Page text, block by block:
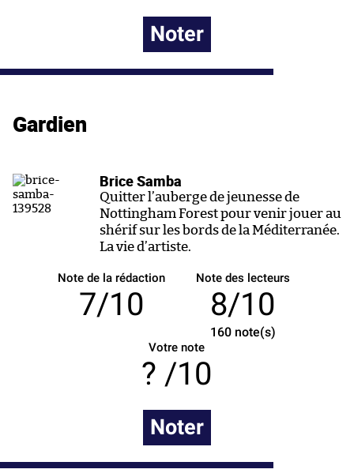
Noter
Gardien
Brice Samba
Quitter l’auberge de jeunesse de
Nottingham Forest pour venir jouer au
shérif sur les bords de la Méditerranée.
La vie d’artiste.
Note de la rédaction
7/10
Note des lecteurs
8/10
160note(s)
Votre note
/10
Noter